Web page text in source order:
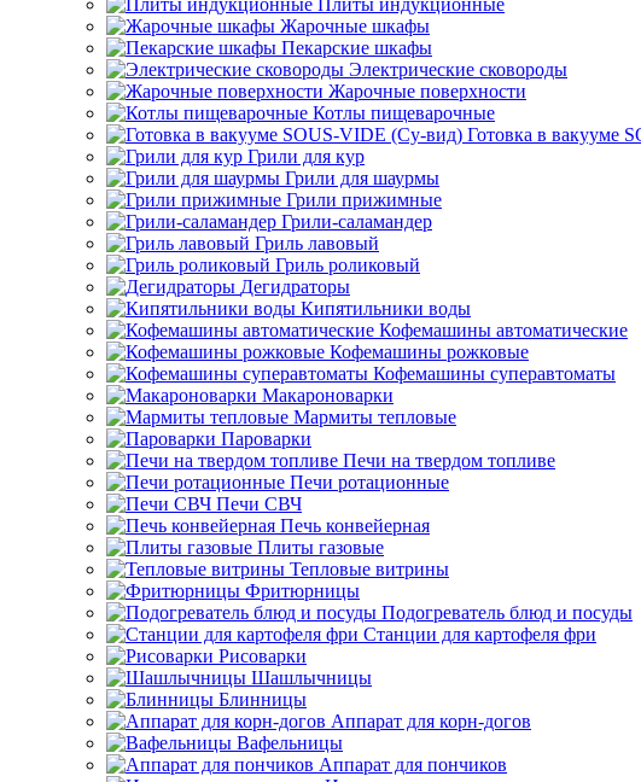
Плиты индукционные
Жарочные шкафы
Пекарские шкафы
Электрические сковороды
Жарочные поверхности
Котлы пищеварочные
Готовка в вакууме
Грили для кур
Грили для шаурмы
Грили прижимные
Грили-саламандер
Гриль лавовый
Гриль роликовый
Дегидраторы
Кипятильники воды
Кофемашины автоматические
Кофемашины рожковые
Кофемашины суперавтоматы
Макароноварки
Мармиты тепловые
Пароварки
Печи на твердом топливе
Печи ротационные
Печи СВЧ
Печь конвейерная
Плиты газовые
Тепловые витрины
Фритюрницы
Подогреватель блюд и посуды
Станции для картофеля фри
Рисоварки
Шашлычницы
Блинницы
Аппарат для корн-догов
Вафельницы
Аппарат для пончиков